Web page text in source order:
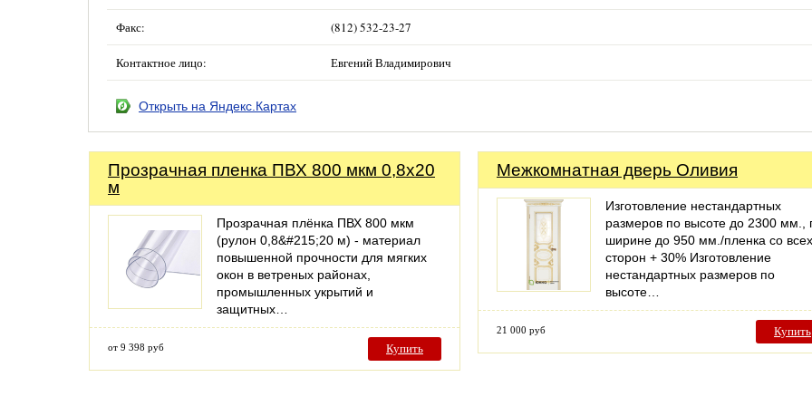
Факс: (812) 532-23-27
Контактное лицо: Евгений Владимирович
Открыть на Яндекс.Картах
Прозрачная пленка ПВХ 800 мкм 0,8х20
м
Прозрачная плёнка ПВХ 800 мкм
(рулон 0,8&#215;20 м) - материал
повышенной прочности для мягких
окон в ветреных районах,
промышленных укрытий и
защитных…
от 9 398 руб Купить
Межкомнатная дверь Оливия
Изготовление нестандартных
размеров по высоте до 2300 мм.,
ширине до 950 мм./пленка со всех
сторон + 30% Изготовление
нестандартных размеров по
высоте…
21 000 руб Купить